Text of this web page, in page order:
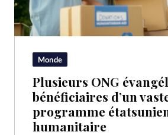
Monde
Plusieurs ONG
bénéficiaires d’un
programme
humanitaire